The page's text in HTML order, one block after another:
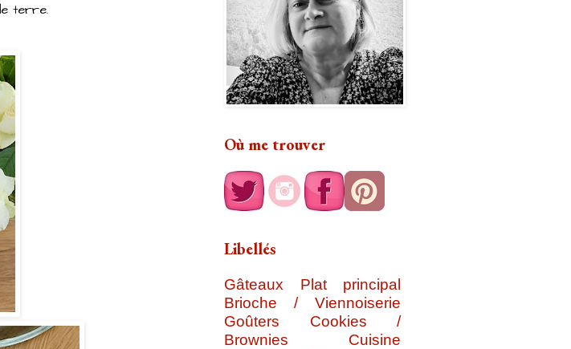
terre.
Où me trouver
Libellés
Gâteaux
Plat principal
Brioche / Viennoiserie
Goûters
Cookies /
Brownies
Cuisine